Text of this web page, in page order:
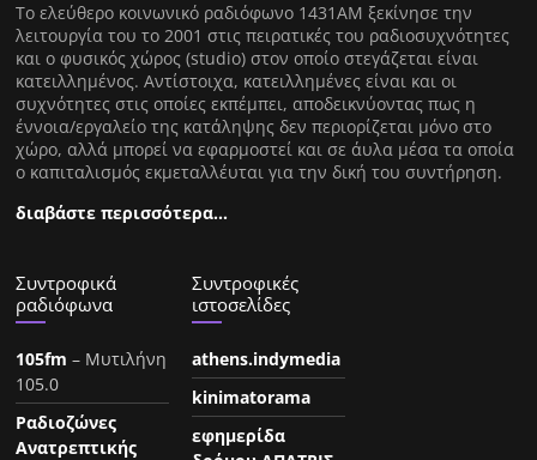
Tο ελεύθερο κοινωνικό ραδιόφωνο 1431AM ξεκίνησε την
λειτουργία του το 2001 στις πειρατικές του ραδιοσυχνότητες
και ο φυσικός χώρος (studio) στον οποίο στεγάζεται είναι
κατειλλημένος. Αντίστοιχα, κατειλλημένες είναι και οι
συχνότητες στις οποίες εκπέμπει, αποδεικνύοντας πως η
έννοια/εργαλείο της κατάληψης δεν περιορίζεται μόνο στο
χώρο, αλλά μπορεί να εφαρμοστεί και σε άυλα μέσα τα οποία
ο καπιταλισμός εκμεταλλέυται για την δική του συντήρηση.
διαβάστε περισσότερα…
Συντροφικά
ραδιόφωνα
105fm – Μυτιλήνη
105.0
Ραδιοζώνες
Ανατρεπτικής
Συντροφικές
ιστοσελίδες
athens.indymedia
kinimatorama
εφημερίδα